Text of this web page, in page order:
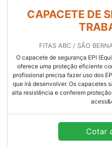
Imagem ilustrativa de